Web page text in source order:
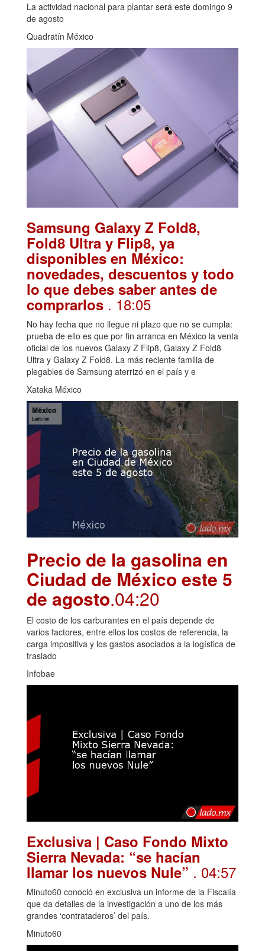
La actividad nacional para plantar será este domingo 9
de agosto
Quadratín México
Samsung Galaxy Z Fold8,
Fold8 Ultra y Flip8, ya
disponibles en México:
novedades, descuentos y todo
lo que debes saber antes de
comprarlos . 18:05
No hay fecha que no llegue ni plazo que no se cumpla:
prueba de ello es que por fin arranca en México la venta
oficial de los nuevos Galaxy Z Flip8, Galaxy Z Fold8
Ultra y Galaxy Z Fold8. La más reciente familia de
plegables de Samsung aterrizó en el país y e
Xataka México
Precio de la gasolina en
Ciudad de México este 5
de agosto.04:20
El costo de los carburantes en el país depende de
varios factores, entre ellos los costos de referencia, la
carga impositiva y los gastos asociados a la logística de
traslado
Infobae
Exclusiva | Caso Fondo Mixto
Sierra Nevada: “se hacían
llamar los nuevos Nule” . 04:57
Minuto60 conoció en exclusiva un informe de la Fiscalía
que da detalles de la investigación a uno de los más
grandes ‘contrataderos’ del país.
Minuto60